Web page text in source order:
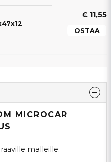
€ 11,55
OSTAA
MICROCAR
malleille: